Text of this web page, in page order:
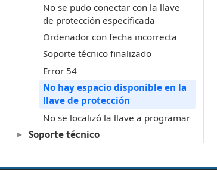
No se pudo conectar con la llave
de protección especificada
Ordenador con fecha incorrecta
Soporte técnico finalizado
Error 54
No hay espacio disponible en la
llave de protección
No se localizó la llave a programar
Soporte técnico